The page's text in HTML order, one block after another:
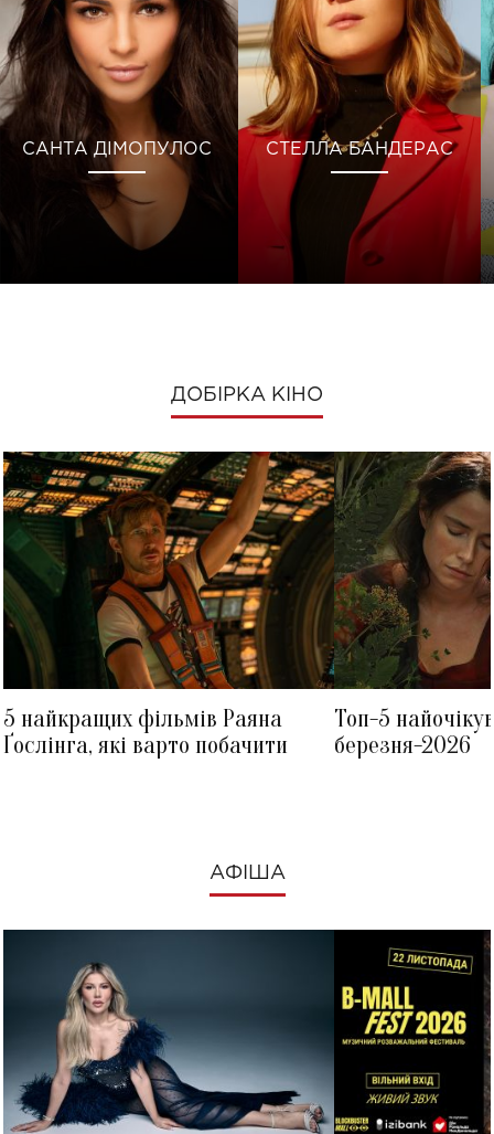
САНТА ДІМОПУЛОС СТЕЛЛА БАНДЕРАС
ДОБІРКА КІНО
5 найкращих фільмів Раяна
Ґослінга, які варто побачити
Топ-5
березня-2026
АФІША